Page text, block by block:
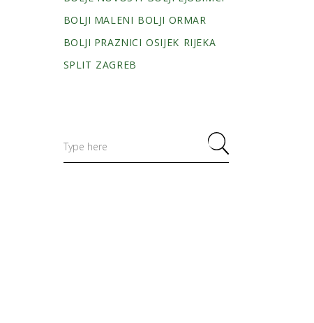
BOLJI MALENI BOLJI ORMAR
BOLJI PRAZNICI OSIJEK RIJEKA
SPLIT ZAGREB
for: